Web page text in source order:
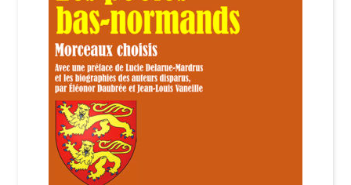
Login Customizer
Newsletter
Nous Contacter
Panier
Politique de confidentialité et cookies
Qui sommes-nous ?